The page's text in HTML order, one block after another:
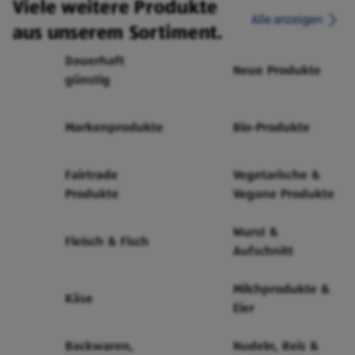
Viele weitere Produkte
aus unserem Sortiment.
Alle anzeigen
Dauerhaft
günstig
Neue Produkte
Markenprodukte Bio-Produkte
Fairtrade
Produkte
Vegetarische &
Vegane Produkte
Fleisch & Fisch
Wurst &
Aufschnitt
Käse
Milchprodukte &
Eier
Backwaren, Nudeln, Reis &